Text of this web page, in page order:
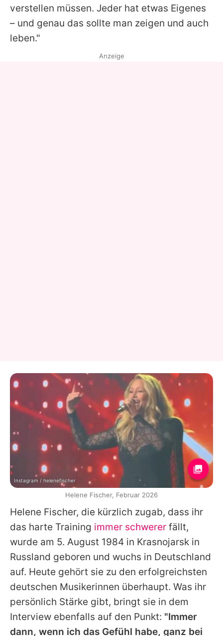
verstellen müssen. Jeder hat etwas Eigenes
– und genau das sollte man zeigen und auch
leben."
Helene Fischer, die kürzlich zugab, dass ihr
das harte Training immer schwerer fällt,
wurde am 5. August 1984 in Krasnojarsk in
Russland geboren und wuchs in Deutschland
auf. Heute gehört sie zu den erfolgreichsten
deutschen Musikerinnen überhaupt. Was ihr
persönlich Stärke gibt, bringt sie in dem
Interview ebenfalls auf den Punkt: "Immer
dann, wenn ich das Gefühl habe, ganz bei
Anzeige
Instagram / helenefischer
Helene Fischer, Februar 2026